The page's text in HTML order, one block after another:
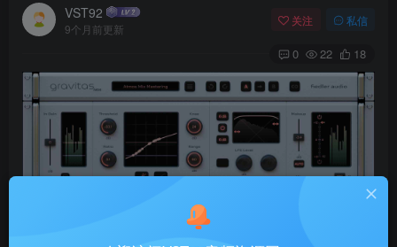
VST92
9个月前更新
关注 私信
0 22 18